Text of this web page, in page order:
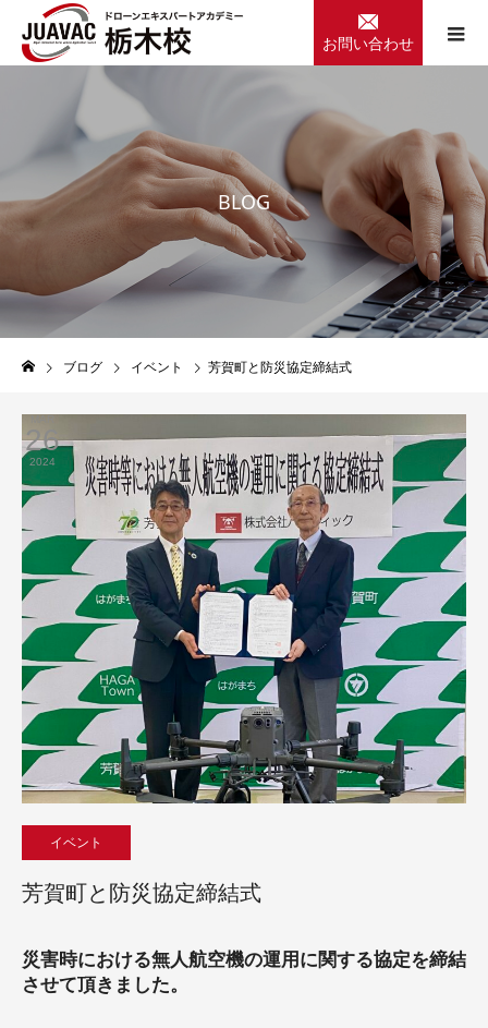
お問い合わせ
BLOG
ブログ イベント 芳賀町と防災協定締結式
26
2024
イベント
芳賀町と防災協定締結式
災害時における無人航空機の運用に関する協定を締結
させて頂きました。